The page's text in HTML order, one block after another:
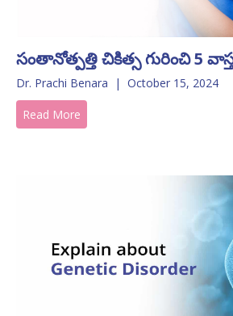
సంతానోత్పత్తి చికిత్స గురించి 5
Dr. Prachi Benara | October 15, 2024
Read More